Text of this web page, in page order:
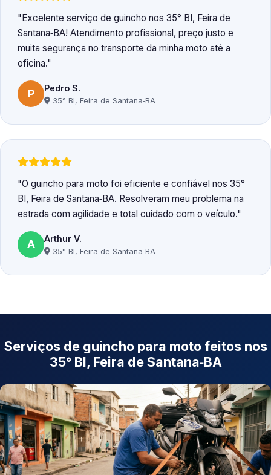
Excelente serviço de guincho nos 35° BI, Feira de
Santana‑BA! Atendimento profissional, preço justo e
muita segurança no transporte da minha moto até a
oficina.
P Pedro S.
35° BI, Feira de Santana‑BA
O guincho para moto foi eficiente e confiável nos 35°
BI, Feira de Santana‑BA. Resolveram meu problema na
estrada com agilidade e total cuidado com o veículo.
A Arthur V.
35° BI, Feira de Santana‑BA
Serviços de guincho para moto feitos nos
35° BI, Feira de Santana‑BA